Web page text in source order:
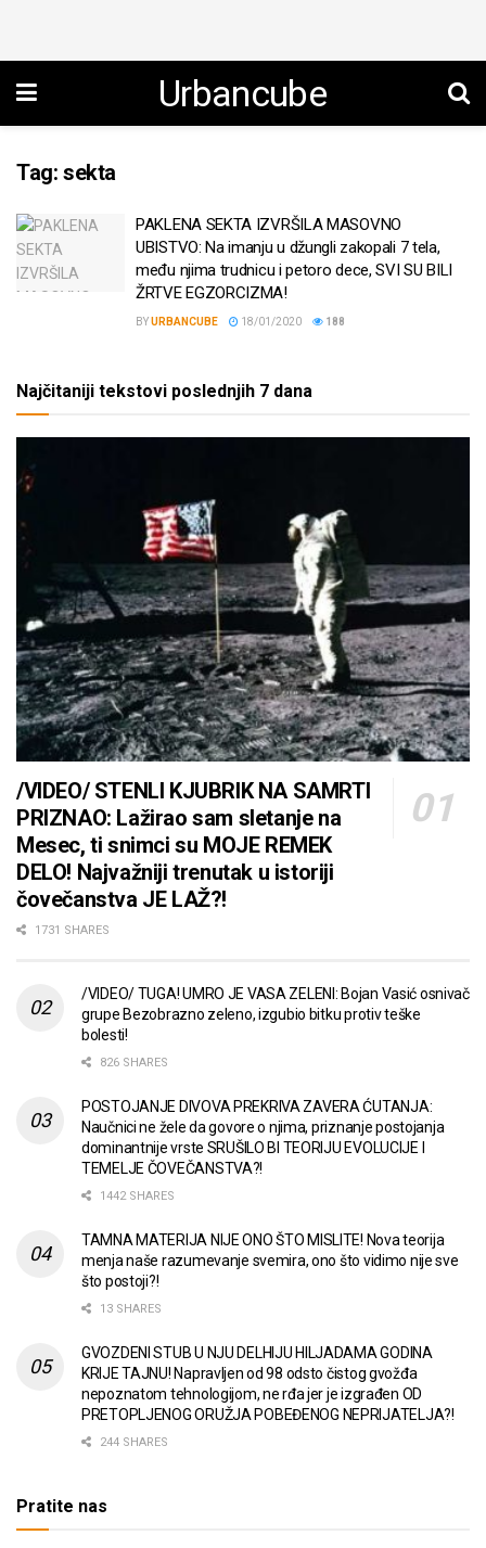
Urbancube
Tag: sekta
PAKLENA SEKTA IZVRŠILA MASOVNO
UBISTVO: Na imanju u džungli zakopali 7 tela,
među njima trudnicu i petoro dece, SVI SU BILI
ŽRTVE EGZORCIZMA!
BYURBANCUBE 18/01/2020 188
Najčitaniji tekstovi poslednjih 7 dana
/VIDEO/ STENLI KJUBRIK NA SAMRTI
PRIZNAO: Lažirao sam sletanje na
Mesec, ti snimci su MOJE REMEK
DELO! Najvažniji trenutak u istoriji
čovečanstva JE LAŽ?!
1731 SHARES
/VIDEO/ TUGA! UMRO JE VASA ZELENI: Bojan Vasić osnivač
grupe Bezobrazno zeleno, izgubio bitku protiv teške
bolesti!
826 SHARES
POSTOJANJE DIVOVA PREKRIVA ZAVERA ĆUTANJA:
Naučnici ne žele da govore o njima, priznanje postojanja
dominantnije vrste SRUŠILO BI TEORIJU EVOLUCIJE I
TEMELJE ČOVEČANSTVA?!
1442 SHARES
TAMNA MATERIJA NIJE ONO ŠTO MISLITE! Nova teorija
menja naše razumevanje svemira, ono što vidimo nije sve
što postoji?!
13 SHARES
GVOZDENI STUB U NJU DELHIJU HILJADAMA GODINA
KRIJE TAJNU! Napravljen od 98 odsto čistog gvožđa
nepoznatom tehnologijom, ne rđa jer je izgrađen OD
PRETOPLJENOG ORUŽJA POBEĐENOG NEPRIJATELJA?!
244 SHARES
Pratite nas